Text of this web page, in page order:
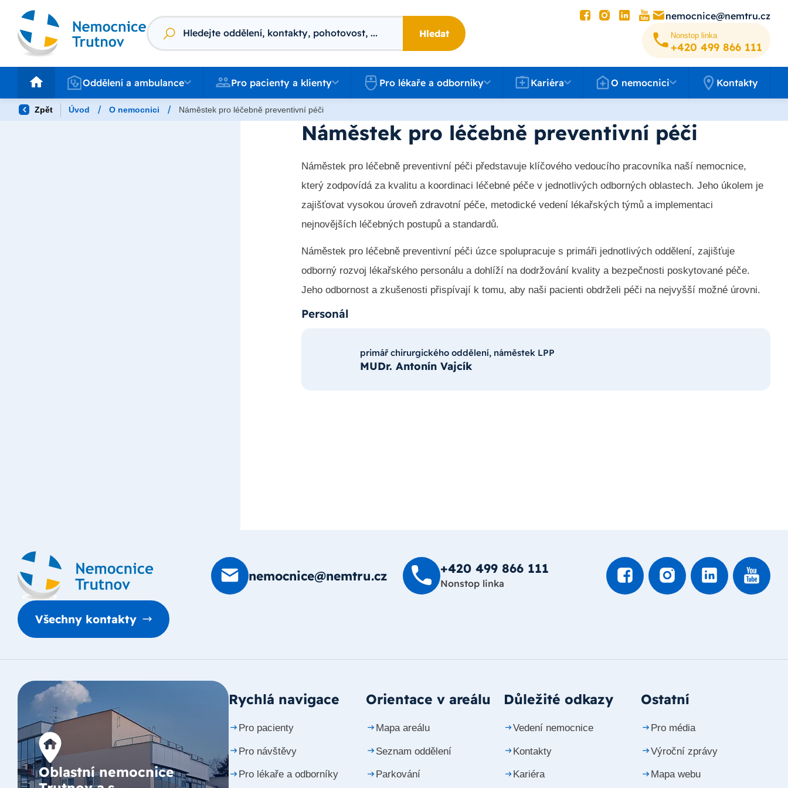
Vyhledávání
Hledat
nemocnice@nemtru.cz
Nonstop linka
+420 499 8­66 111
Oddělení a ambulance
Oddělení a ambulance Pro pacienty a klienty
Pro lékaře a odborníky
Pro lékaře a odborníky
Kariéra
Kariéra
O nemocnici
O nemocnici Kontakty
Zpět Úvod / O nemocnici / Náměstek pro léčebně preventivní péči
Náměstek pro léčebně preventivní péči
Náměstek pro léčebně preventivní péči představuje klíčového vedoucího pracovníka naší nemocnice,
který zodpovídá za kvalitu a koordinaci léčebné péče v jednotlivých odborných oblastech. Jeho úkolem je
zajišťovat vysokou úroveň zdravotní péče, metodické vedení lékařských týmů a implementaci
nejnovějších léčebných postupů a standardů.
Náměstek pro léčebně preventivní péči úzce spolupracuje s primáři jednotlivých oddělení, zajišťuje
odborný rozvoj lékařského personálu a dohlíží na dodržování kvality a bezpečnosti poskytované péče.
Jeho odbornost a zkušenosti přispívají k tomu, aby naši pacienti obdrželi péči na nejvyšší možné úrovni.
Personál
primář chirurgického oddělení, náměstek LPP
MUDr. Antonín Vajcík
nemocnice@nemtru.cz +420 499 8­66 111
Nonstop linka
Všechny kontakty
Oblastní nemocnice
Rychlá navigace
Pro pacienty
Pro návštěvy
Pro lékaře a odborníky
Orientace v areálu
Mapa areálu
Seznam oddělení
Parkování
Důležité odkazy
Vedení nemocnice
Kontakty
Kariéra
Ostatní
Pro média
Výroční zprávy
Mapa webu